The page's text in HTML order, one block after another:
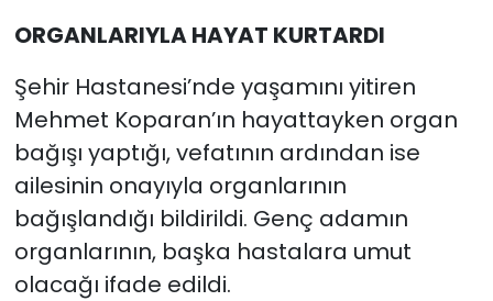
ORGANLARIYLA HAYAT KURTARDI
Şehir Hastanesi’nde yaşamını yitiren
Mehmet Koparan’ın hayattayken organ
bağışı yaptığı, vefatının ardından ise
ailesinin onayıyla organlarının
bağışlandığı bildirildi. Genç adamın
organlarının, başka hastalara umut
olacağı ifade edildi.